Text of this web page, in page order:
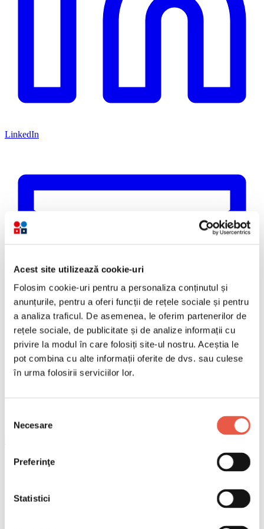
Acest site utilizează cookie-uri
Folosim cookie-uri pentru a personaliza conținutul și
anunțurile, pentru a oferi funcții de rețele sociale și pentru
a analiza traficul. De asemenea, le oferim partenerilor de
rețele sociale, de publicitate și de analize informații cu
privire la modul în care folosiți site-ul nostru. Aceștia le
pot combina cu alte informații oferite de dvs. sau culese
în urma folosirii serviciilor lor.
consimțământului
Necesare
Preferinţe
Statistici
LinkedIn
de evenimente culturale în toată Turcia, între 25 aprilie
și 15 noiembrie.